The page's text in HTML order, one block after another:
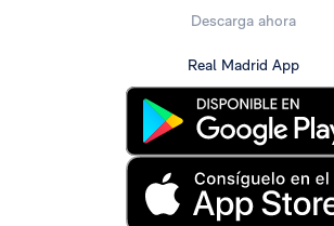
Descarga ahora
Real Madrid App